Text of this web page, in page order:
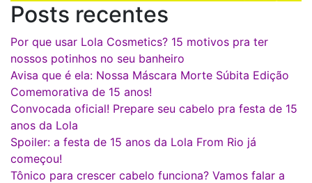
Posts recentes
Por que usar Lola Cosmetics? 15 motivos pra ter
nossos potinhos no seu banheiro
Avisa que é ela: Nossa Máscara Morte Súbita Edição
Comemorativa de 15 anos!
Convocada oficial! Prepare seu cabelo pra festa de 15
anos da Lola
Spoiler: a festa de 15 anos da Lola From Rio já
começou!
Tônico para crescer cabelo funciona? Vamos falar a